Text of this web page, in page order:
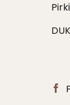
DUK